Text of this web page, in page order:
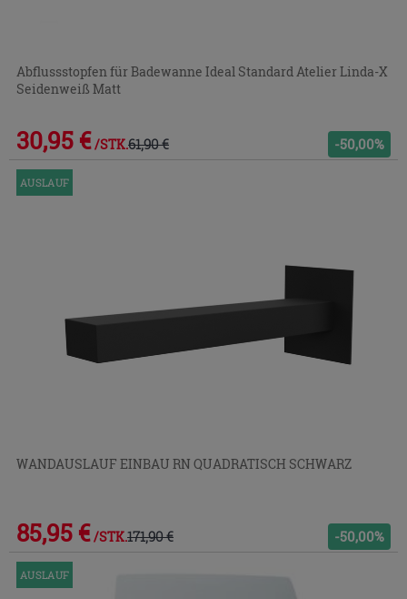
Abflussstopfen für Badewanne Ideal Standard Atelier Linda-X
Seidenweiß Matt
30,95 € /STK.61,90 € -50,00%
AUSLAUF
WANDAUSLAUF EINBAU RN QUADRATISCH SCHWARZ
85,95 € /STK.171,90 € -50,00%
AUSLAUF